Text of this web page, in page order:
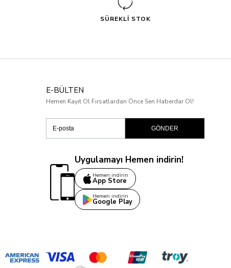
SÜREKLİ STOK
E-BÜLTEN
Hemen Kayıt Ol Fırsatlardan Önce Sen Haberdar Ol!
GÖNDER
Uygulamayı Hemen indirin!
Hemen indirin
App Store
Hemen indirin
Google Play